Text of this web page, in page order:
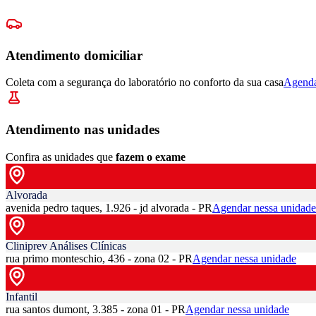
Atendimento domiciliar
Coleta com a segurança do laboratório no conforto da sua casa
Atendimento nas unidades
Confira as unidades que fazem o exame
Alvorada
avenida pedro taques, 1.926 - jd alvorada - PRAgendar nessa unidade
Cliniprev Análises Clínicas
rua primo monteschio, 436 - zona 02 - PRAgendar nessa unidade
Infantil
rua santos dumont, 3.385 - zona 01 - PRAgendar nessa unidade